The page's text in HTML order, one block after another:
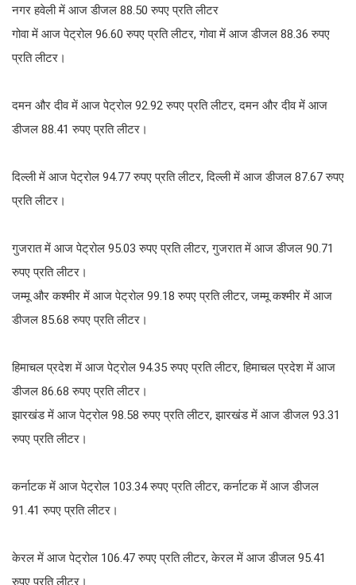
नगर हवेली में आज डीजल 88.50 रुपए प्रति लीटर
गोवा में आज पेट्रोल 96.60 रुपए प्रति लीटर, गोवा में आज डीजल 88.36 रुपए
प्रति लीटर।
दमन और दीव में आज पेट्रोल 92.92 रुपए प्रति लीटर, दमन और दीव में आज
डीजल 88.41 रुपए प्रति लीटर।
दिल्ली में आज पेट्रोल 94.77 रुपए प्रति लीटर, दिल्ली में आज डीजल 87.67 रुपए
प्रति लीटर।
गुजरात में आज पेट्रोल 95.03 रुपए प्रति लीटर, गुजरात में आज डीजल 90.71
रुपए प्रति लीटर।
जम्मू और कश्मीर में आज पेट्रोल 99.18 रुपए प्रति लीटर, जम्मू कश्मीर में आज
डीजल 85.68 रुपए प्रति लीटर।
हिमाचल प्रदेश में आज पेट्रोल 94.35 रुपए प्रति लीटर, हिमाचल प्रदेश में आज
डीजल 86.68 रुपए प्रति लीटर।
झारखंड में आज पेट्रोल 98.58 रुपए प्रति लीटर, झारखंड में आज डीजल 93.31
रुपए प्रति लीटर।
कर्नाटक में आज पेट्रोल 103.34 रुपए प्रति लीटर, कर्नाटक में आज डीजल
91.41 रुपए प्रति लीटर।
केरल में आज पेट्रोल 106.47 रुपए प्रति लीटर, केरल में आज डीजल 95.41
रुपए प्रति लीटर।